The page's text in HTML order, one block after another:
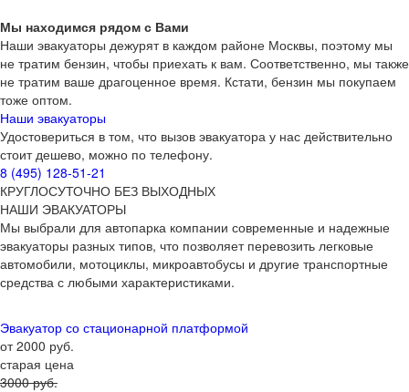
Мы находимся рядом с Вами
Наши эвакуаторы дежурят в каждом районе Москвы, поэтому мы
не тратим бензин, чтобы приехать к вам. Соответственно, мы также
не тратим ваше драгоценное время. Кстати, бензин мы покупаем
тоже оптом.
Наши эвакуаторы
Удостовериться в том, что вызов эвакуатора у нас действительно
стоит дешево, можно по телефону.
8 (495) 128-51-21
КРУГЛОСУТОЧНО БЕЗ ВЫХОДНЫХ
НАШИ ЭВАКУАТОРЫ
Мы выбрали для автопарка компании современные и надежные
эвакуаторы разных типов, что позволяет перевозить легковые
автомобили, мотоциклы, микроавтобусы и другие транспортные
средства с любыми характеристиками.
Эвакуатор со стационарной платформой
от 2000 руб.
старая цена
3000 руб.